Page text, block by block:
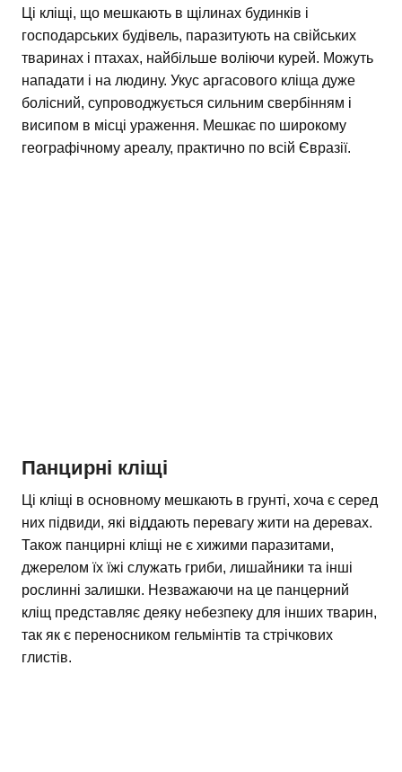
Ці кліщі, що мешкають в щілинах будинків і
господарських будівель, паразитують на свійських
тваринах і птахах, найбільше воліючи курей. Можуть
нападати і на людину. Укус аргасового кліща дуже
болісний, супроводжується сильним свербінням і
висипом в місці ураження. Мешкає по широкому
географічному ареалу, практично по всій Євразії.
Панцирні кліщі
Ці кліщі в основному мешкають в грунті, хоча є серед
них підвиди, які віддають перевагу жити на деревах.
Також панцирні кліщі не є хижими паразитами,
джерелом їх їжі служать гриби, лишайники та інші
рослинні залишки. Незважаючи на це панцерний
кліщ представляє деяку небезпеку для інших тварин,
так як є переносником гельмінтів та стрічкових
глистів.